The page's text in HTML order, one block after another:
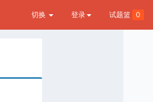
切换 登录 试题篮 0